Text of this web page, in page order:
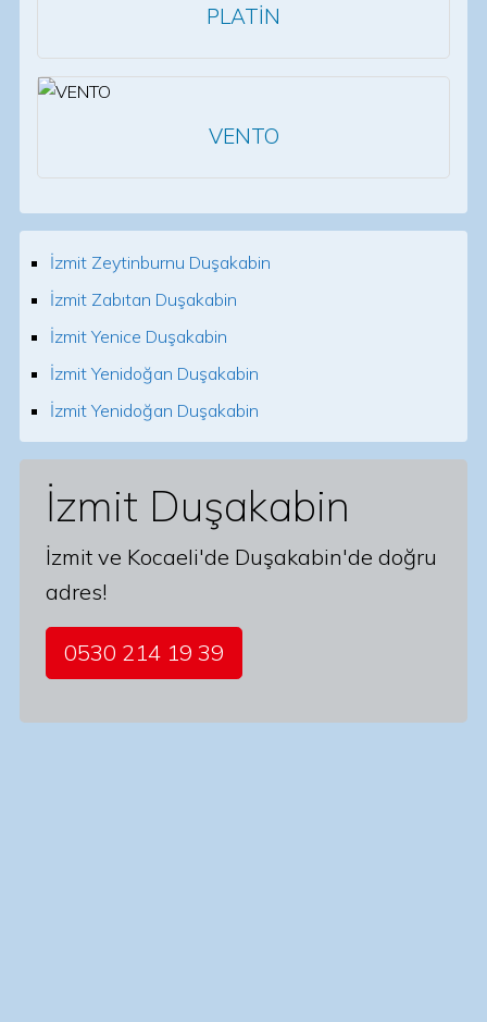
PLATİN
VENTO
İzmit Zeytinburnu Duşakabin
İzmit Zabıtan Duşakabin
İzmit Yenice Duşakabin
İzmit Yenidoğan Duşakabin
İzmit Yenidoğan Duşakabin
İzmit Duşakabin
İzmit ve Kocaeli'de Duşakabin'de doğru
adres!
0530 214 19 39